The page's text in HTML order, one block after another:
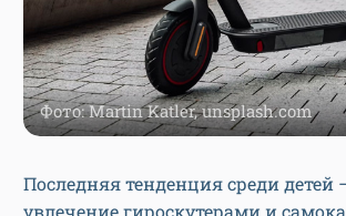
Фото: Martin Katler, unsplash.com
Последняя тенденция среди детей
увлечение гироскутерами и